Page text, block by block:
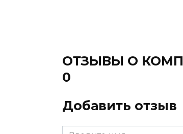
ОТЗЫВЫ О
0
Добавить отзыв